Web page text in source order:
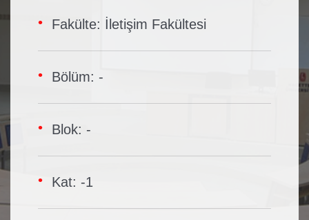
Fakülte: İletişim Fakültesi
Bölüm: -
Blok: -
Kat: -1